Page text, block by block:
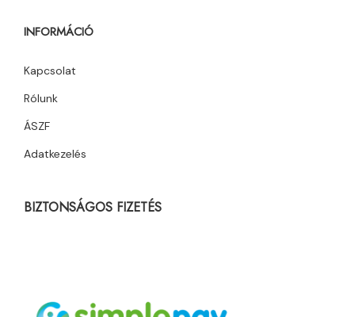
INFORMÁCIÓ
Kapcsolat
Rólunk
ÁSZF
Adatkezelés
BIZTONSÁGOS FIZETÉS